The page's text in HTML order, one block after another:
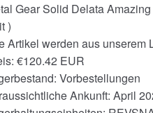
Gear Solid Delata
)
Artikel werden aus unserem
€120.42 EUR
Vorbestellungen
Ankunft: April